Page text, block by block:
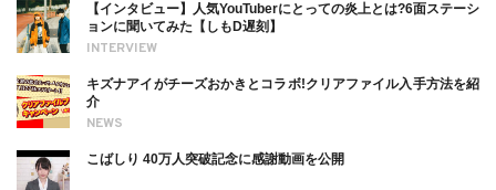
INTERVIEW
【インタビュー】人気YouTuberにとっての炎上とは?6面ステーシ
ョンに聞いてみた【しもD遅刻】
NEWS
キズナアイがチーズおかきとコラボ!クリアファイル入手方法を紹
介
こばしり 40万人突破記念に感謝動画を公開